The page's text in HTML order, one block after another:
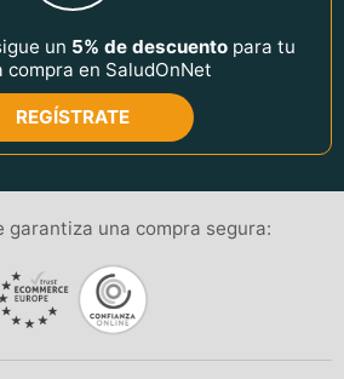
un 5% de descuento para tu
compra en SaludOnNet
REGÍSTRATE
garantiza una compra segura: